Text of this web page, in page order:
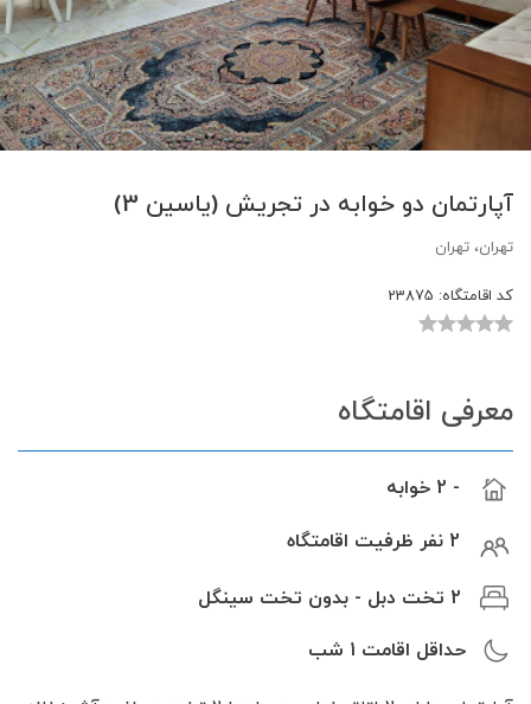
آپارتمان دو خوابه در تجریش (یاسین 3)
تهران، تهران
کد اقامتگاه:
معرفی اقامتگاه
- 2 خوابه
2 نفر ظرفیت اقامتگاه
2 تخت دبل - بدون تخت سینگل
حداقل اقامت 1 شب